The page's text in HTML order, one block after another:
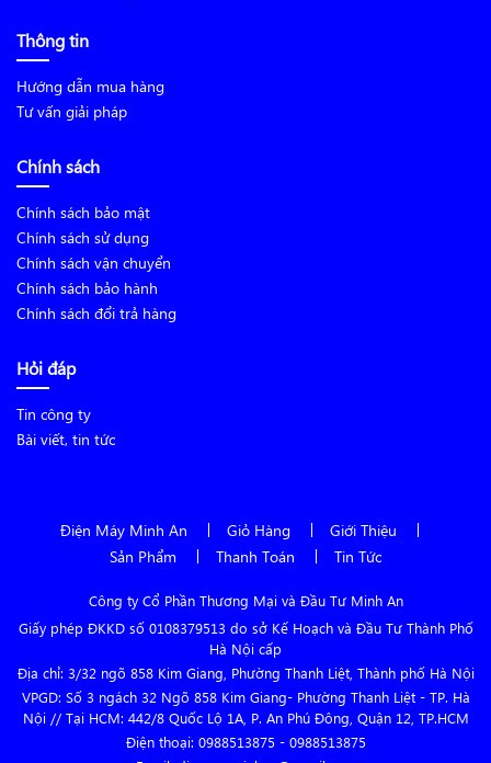
Thông tin
Hướng dẫn mua hàng
Tư vấn giải pháp
Chính sách
Chính sách bảo mật
Chính sách sử dụng
Chính sách vận chuyển
Chính sách bảo hành
Chính sách đổi trả hàng
Hỏi đáp
Tin công ty
Bài viết, tin tức
Điện Máy Minh An Giỏ Hàng
Giới Thiệu
Sản Phẩm
Thanh Toán Tin Tức
Công ty Cổ Phần Thương Mại và Đầu Tư Minh An
Giấy phép ĐKKD số 0108379513 do sở Kế Hoạch và Đầu Tư Thành Phố
Hà Nội cấp
Địa chỉ: 3/32 ngõ 858 Kim Giang, Phường Thanh Liệt, Thành phố Hà Nội
VPGD: Số 3 ngách 32 Ngõ 858 Kim Giang- Phường Thanh Liệt - TP. Hà
Nội // Tại HCM: 442/8 Quốc Lộ 1A, P. An Phú Đông, Quận 12, TP.HCM
Điện thoại: 0988513875 - 0988513875